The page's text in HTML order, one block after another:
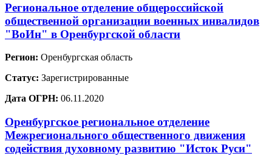
Региональное отделение общероссийской
общественной организации военных инвалидов
"ВоИн" в Оренбургской области
Регион: Оренбургская область
Статус: Зарегистрированные
Дата ОГРН: 06.11.2020
Оренбургское региональное отделение
Межрегионального общественного движения
содействия духовному развитию "Исток Руси"